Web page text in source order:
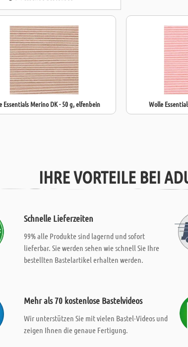
Essentials Merino DK - 50 g, elfenbein Wolle
IHRE VORTEILE BEI
Schnelle Lieferzeiten
99% alle Produkte sind lagernd und sofort
lieferbar. Sie werden sehen wie schnell Sie Ihre
bestellten Bastelartikel erhalten werden.
Mehr als 70 kostenlose Bastelvideos
Wir unterstützen Sie mit vielen Bastel-Videos und
zeigen Ihnen die genaue Fertigung.